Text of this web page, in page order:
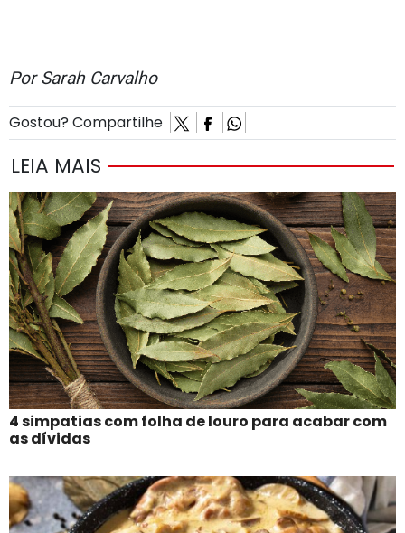
Por Sarah Carvalho
Gostou? Compartilhe
LEIA MAIS
4 simpatias com folha de louro para acabar com
as dívidas